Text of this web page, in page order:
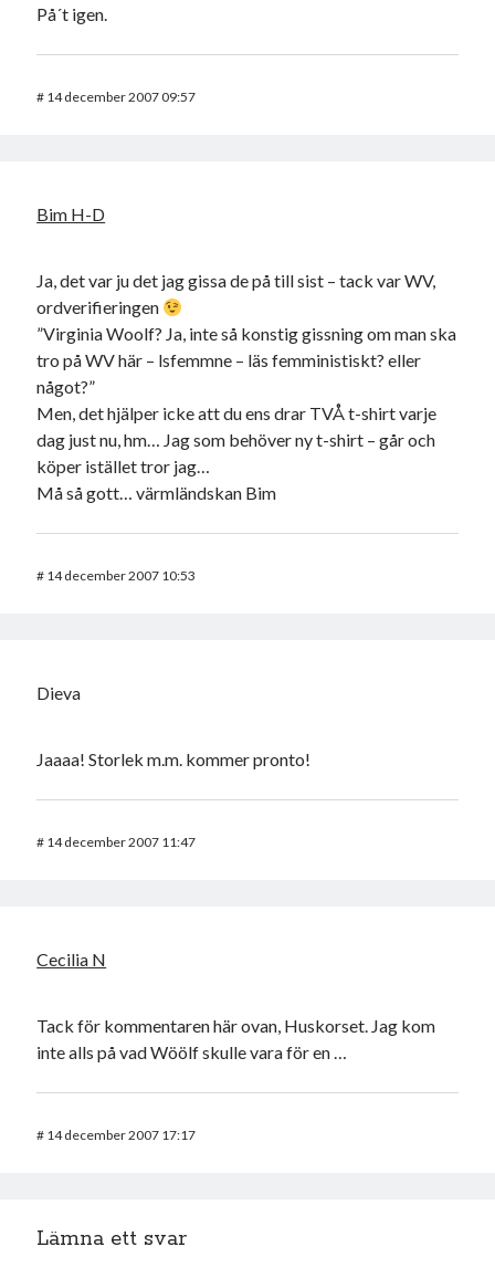
På´t igen.
# 14 december 2007 09:57
Bim H-D
Ja, det var ju det jag gissa de på till sist – tack var WV,
ordverifieringen
”Virginia Woolf? Ja, inte så konstig gissning om man ska
tro på WV här – lsfemmne – läs femministiskt? eller
något?”
Men, det hjälper icke att du ens drar TVÅ t-shirt varje
dag just nu, hm… Jag som behöver ny t-shirt – går och
köper istället tror jag…
Må så gott… värmländskan Bim
# 14 december 2007 10:53
Dieva
Jaaaa! Storlek m.m. kommer pronto!
# 14 december 2007 11:47
Cecilia N
Tack för kommentaren här ovan, Huskorset. Jag kom
inte alls på vad Wöölf skulle vara för en …
# 14 december 2007 17:17
Lämna ett svar